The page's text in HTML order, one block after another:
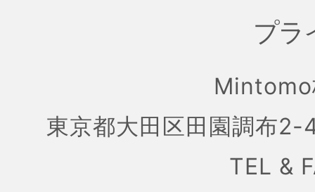
プラ
東京都大田区田園調布
TEL &